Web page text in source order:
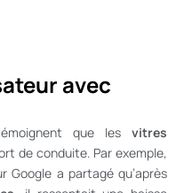
avec
que les vitres
de conduite. Par exemple,
Google a partagé qu’après